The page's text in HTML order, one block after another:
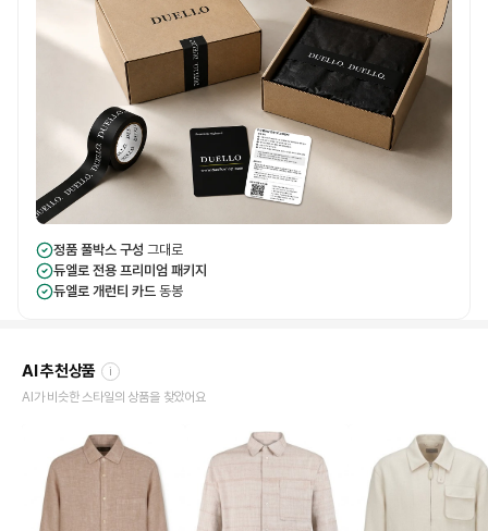
정품 풀박스 구성 그대로
듀엘로 전용 프리미엄 패키지
듀엘로 개런티 카드 동봉
AI 추천상품 i
AI가 비슷한 스타일의 상품을 찾았어요